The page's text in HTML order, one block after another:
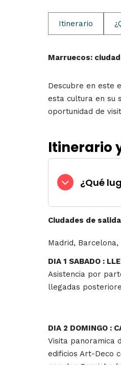
Itinerario
Marruecos:
Descubre en este
esta cultura en su
oportunidad de
Itinerario
¿Qué
Ciudades de salida
Madrid, Barcelona,
DIA 1 SABADO :
Asistencia por
llegadas
DIA 2 DOMINGO :
Visita panoramica
edificios Art-Deco